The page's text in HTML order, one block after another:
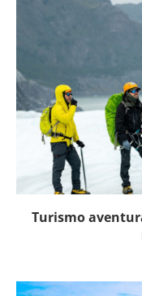
Turismo